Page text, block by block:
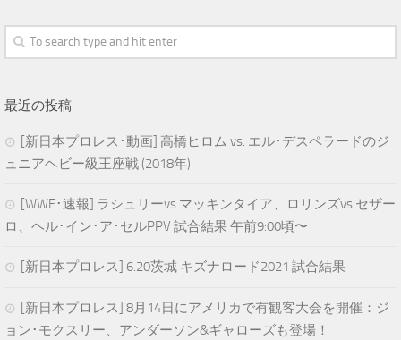
最近の投稿
[新日本プロレス･動画] 高橋ヒロム vs. エル･デスペラードのジ
ュニアヘビー級王座戦 (2018年)
[WWE･速報] ラシュリーvs.マッキンタイア、ロリンズvs.セザー
ロ、ヘル･イン･ア･セルPPV 試合結果 午前9:00頃〜
[新日本プロレス] 6.20茨城 キズナロード2021 試合結果
[新日本プロレス] 8月14日にアメリカで有観客大会を開催：ジ
ョン･モクスリー、アンダーソン&ギャローズも登場！